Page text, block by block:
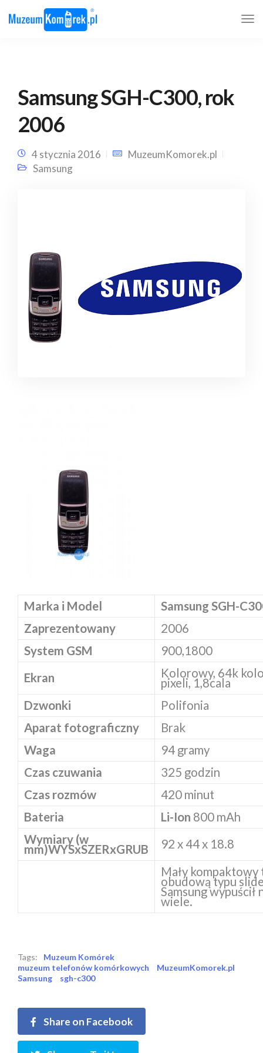
Samsung SGH-C300, rok
2006
4 stycznia 2016
MuzeumKomorek.pl
Samsung
Marka i Model
Samsung SGH-
Zaprezentowany
2006
System GSM
900,1800
Ekran
Kolorowy, 64k
pixeli, 1,8cala
Dzwonki
Polifonia
Aparat fotograficzny
Brak
Waga
94 gramy
Czas czuwania
325 godzin
Czas rozmów
420 minut
Bateria
Li-Ion 800 mAh
Wymiary (w
mm)WYSxSZERxGRUB
92 x 44 x 18.8
Mały
obudową typu
Samsung wypuścił
wiele.
Tags:
Muzeum Komórek
muzeum telefonów komórkowych
MuzeumKomorek.pl
Samsung
sgh-c300
Share on Facebook